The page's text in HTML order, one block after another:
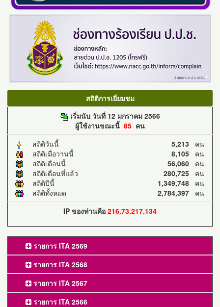
สถิติการเยี่ยมชม
เริ่มนับ วันที่ 12 มกราคม 2566
ผู้ใช้งานขณะนี้ 85 คน
สถิติวันนี้
5,213 คน
สถิติเมื่อวานนี้
8,105 คน
สถิติเดือนนี้
56,060 คน
สถิติเดือนที่แล้ว
280,725 คน
สถิติปีนี้
1,349,748 คน
สถิติทั้งหมด
2,784,397 คน
IP ของท่านคือ 216.73.217.134
รายการ ITA 2569
รายการ ITA 2568
รายการ ITA 2567
รายการ ITA 2566